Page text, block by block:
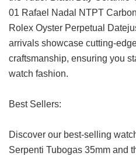
01 Rafael Nadal NTPT
Rolex Oyster Perpetual
arrivals showcase cutting-
craftsmanship, ensuring you
watch fashion.
Best Sellers:
Discover our best-selling
Serpenti Tubogas 35mm and